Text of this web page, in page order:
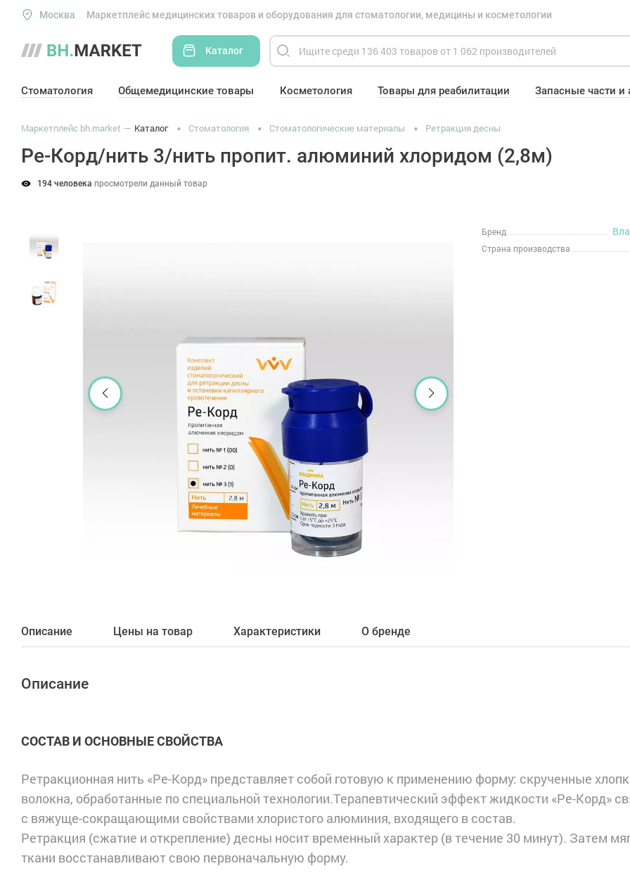
Москва Маркетплейс медицинских товаров и оборудования для стоматологии, медицины и косметологии
Каталог
Стоматология Общемедицинские товары Косметология Товары для реабилитации Запасные части и
Маркетплейс bh.market Каталог Стоматология Стоматологические материалы Ретракция десны
Ре-Корд/нить 3/нить пропит. алюминий хлоридом (2,8м)
194 человека просмотрели данный товар
Бренд
Страна производства
Описание Цены на товар Характеристики О бренде
Описание
СОСТАВ И ОСНОВНЫЕ СВОЙСТВА
Ретракционная нить «Ре-Корд» представляет собой готовую к применению форму: скрученные
волокна, обработанные по специальной технологии.Терапевтический эффект жидкости «Ре-Корд»
с вяжуще-сокращающими свойствами хлористого алюминия, входящего в состав.
Ретракция (сжатие и открепление) десны носит временный характер (в течение 30 минут). Затем
ткани восстанавливают свою первоначальную форму.